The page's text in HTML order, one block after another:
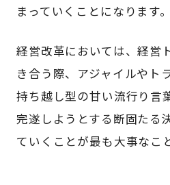
まっていくことになります。
経営改革においては、経営
き合う際、アジャイルやト
持ち越し型の甘い流行り言
完遂しようとする断固たる
ていくことが最も大事なこ